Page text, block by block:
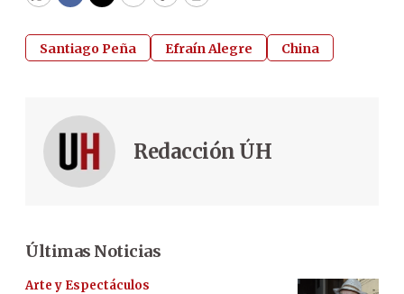
Santiago Peña Efraín Alegre China
Redacción ÚH
Últimas Noticias
Arte y Espectáculos